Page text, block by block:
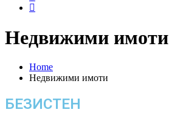
Недвижими имоти
Home
Недвижими имоти
БЕЗИСТЕН